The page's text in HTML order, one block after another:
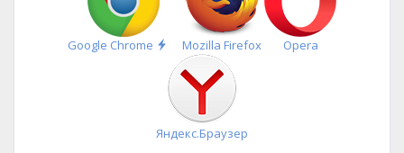
Google Chrome
Быстрая
установка
Mozilla Firefox Opera
Яндекс.Браузер